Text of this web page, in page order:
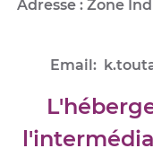
Adresse : Zone
Email: